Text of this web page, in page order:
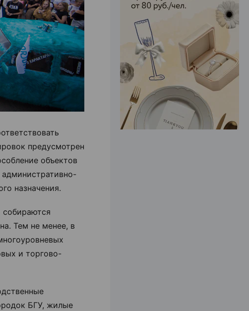
предусмотрен
объектов
административно-
назначения.
собираются
Тем не менее, в
и торгово-
БГУ, жилые
ЭФФЕКТИВНАЯ РЕКЛАМА НА САЙТЕ